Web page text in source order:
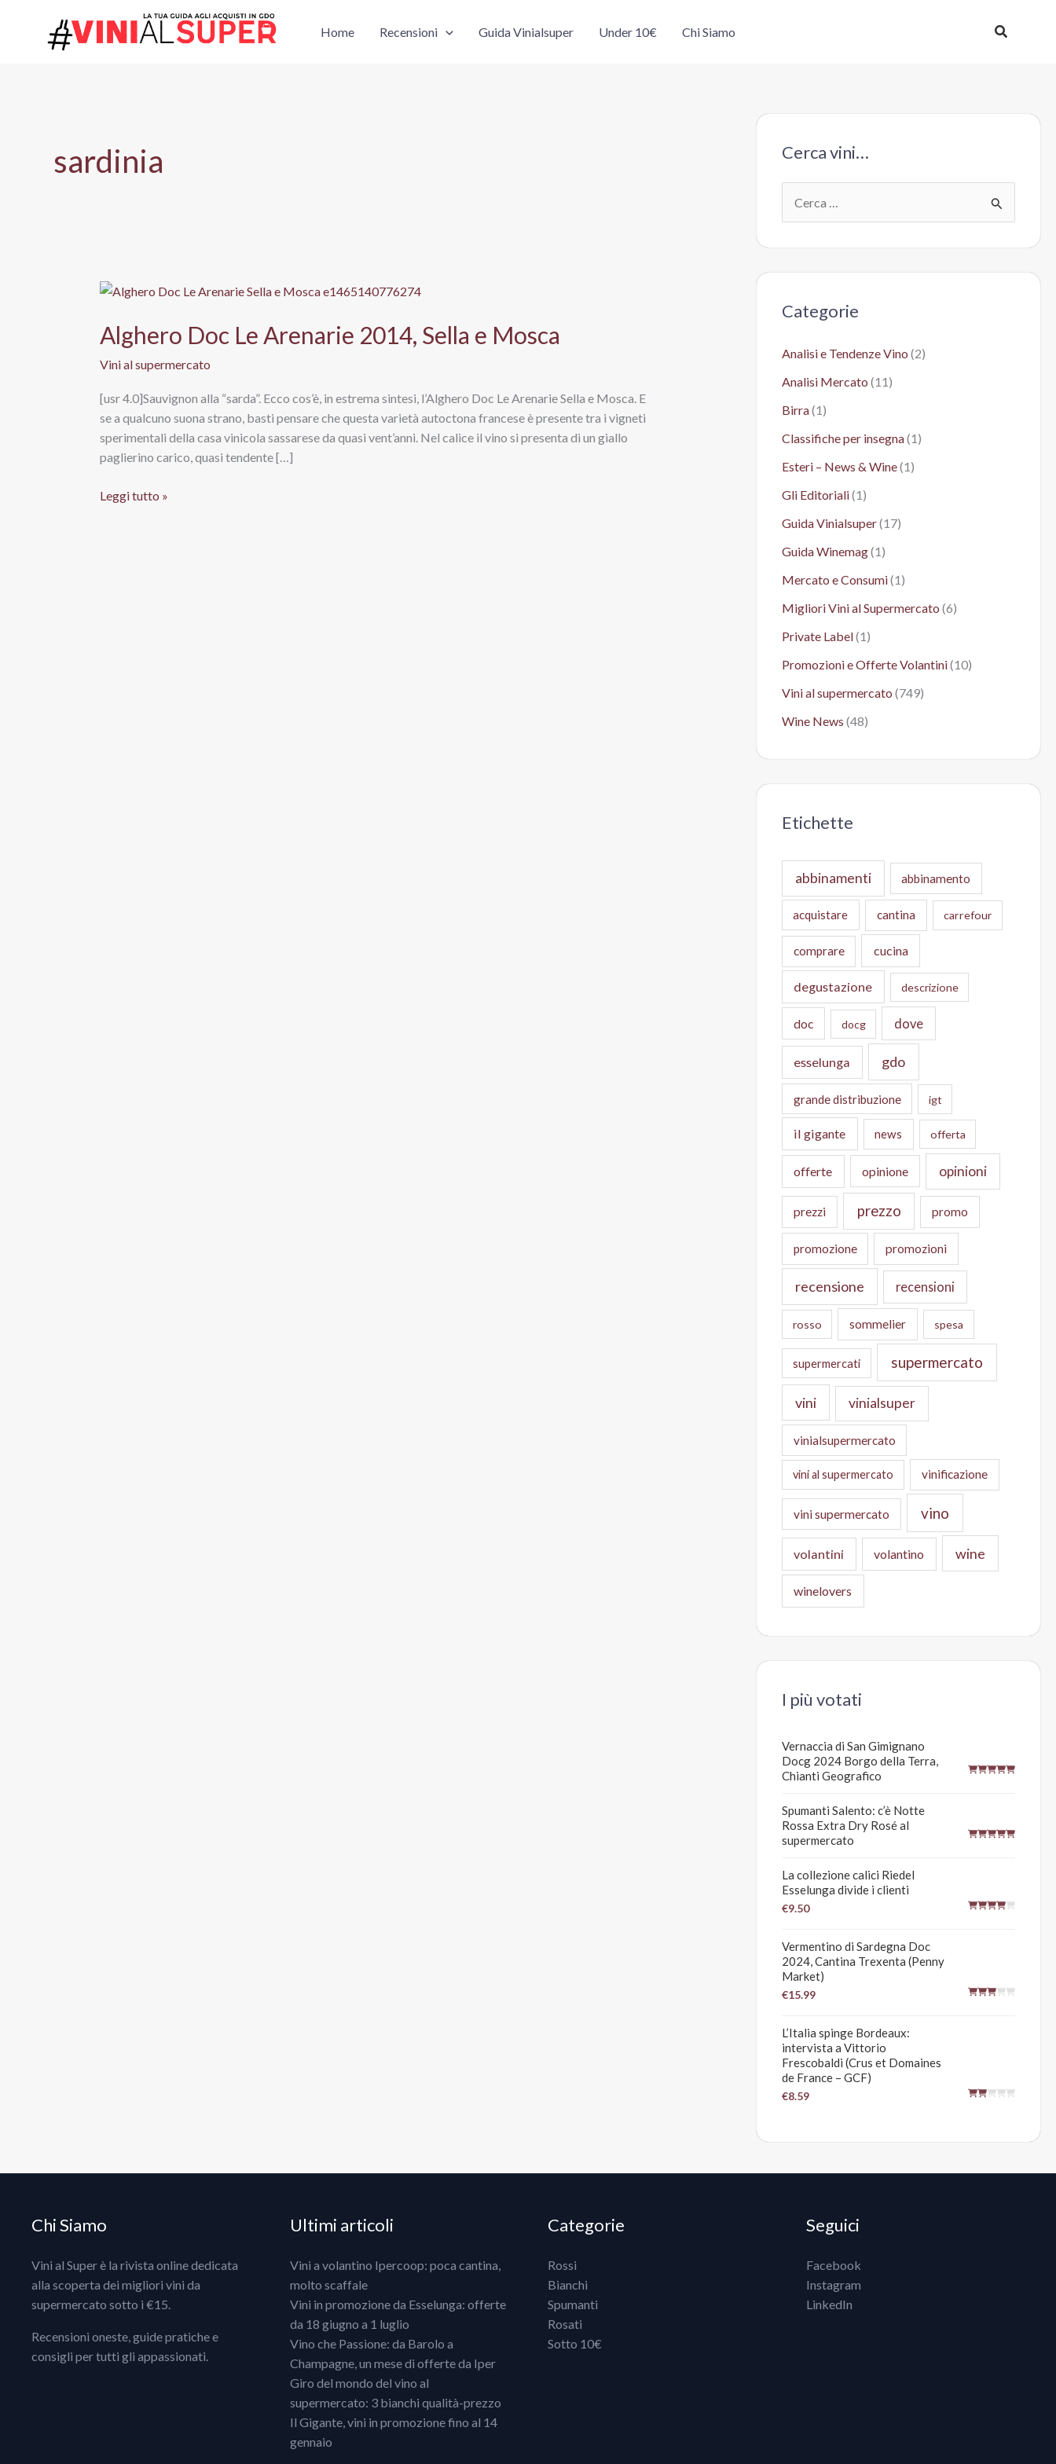
contenuto
Home Recensioni Guida Vinialsuper Under 10€ Chi Siamo Cerca
sardinia
Alghero Doc Le Arenarie 2014, Sella e Mosca
Vini al supermercato
[usr 4.0]Sauvignon alla “sarda”. Ecco cos’è, in estrema sintesi, l’Alghero Doc Le Arenarie Sella e Mosca. E
se a qualcuno suona strano, basti pensare che questa varietà autoctona francese è presente tra i vigneti
sperimentali della casa vinicola sassarese da quasi vent’anni. Nel calice il vino si presenta di un giallo
paglierino carico, quasi tendente […]
Alghero
Leggi tutto »
Cerca vini…
e
:Categorie
Analisi e Tendenze Vino (2)
Analisi Mercato (11)
Birra(1)
Classifiche per insegna(1)
Esteri – News & Wine(1)
Gli Editoriali(1)
Guida Vinialsuper(17)
Guida Winemag(1)
Mercato e Consumi(1)
Migliori Vini al Supermercato (6)
Private Label(1)
Promozioni e Offerte Volantini(10)
Vini al supermercato (749)
Wine News (48)
Etichette
abbinamenti abbinamento
acquistare cantina carrefour
comprare cucina
degustazione descrizione
doc docg dove
esselunga gdo
grande distribuzione igt
il gigante news offerta
offerte opinione opinioni
prezzi prezzo promo
promozione promozioni
recensione recensioni
rosso sommelier spesa
supermercati supermercato
vini vinialsuper
vinialsupermercato
vini al supermercato vinificazione
vini supermercato vino
volantini volantino wine
winelovers
I più votati
Vernaccia di San Gimignano
Docg 2024 Borgo della Terra,
Chianti Geografico
Spumanti Salento: c’è Notte
Rossa Extra Dry Rosé al
supermercato
La collezione calici Riedel
Esselunga divide i clienti
€9.50
Vermentino di Sardegna Doc
2024, Cantina Trexenta (Penny
Market)
€15.99
L’Italia spinge Bordeaux:
intervista a Vittorio
Frescobaldi (Crus et Domaines
de France – GCF)
€8.59
Chi Siamo
Vini al Super è la rivista online dedicata
alla scoperta dei migliori vini da
supermercato sotto i €15.
Recensioni oneste, guide pratiche e
consigli per tutti gli appassionati.
Ultimi articoli
Vini a volantino Ipercoop: poca cantina,
molto scaffale
Vini in promozione da Esselunga: offerte
da 18 giugno a 1 luglio
Vino che Passione: da Barolo a
Champagne, un mese di offerte da Iper
Giro del mondo del vino al
supermercato: 3 bianchi qualità-prezzo
Il Gigante, vini in promozione fino al 14
gennaio
Categorie
Rossi
Bianchi
Spumanti
Rosati
Sotto 10€
Seguici
Facebook
Instagram
LinkedIn